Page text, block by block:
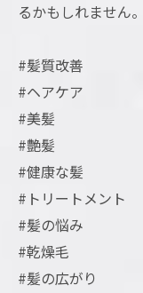
るかもしれません。
#髪質改善
#ヘアケア
#美髪
#艶髪
#健康な髪
#トリートメント
#髪の悩み
#乾燥毛
#髪の広がり